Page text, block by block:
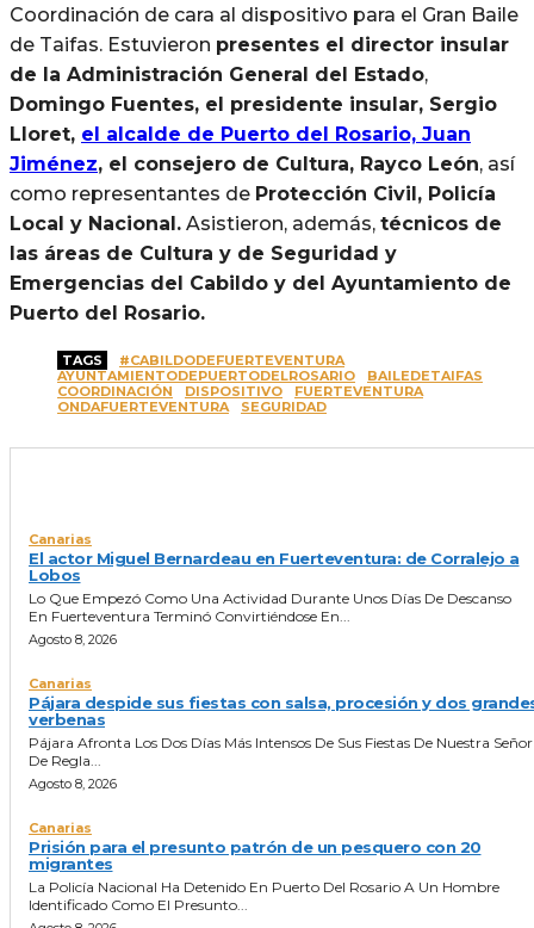
Coordinación de cara al dispositivo para el Gran Baile
de Taifas. Estuvieron presentes el director insular
de la Administración General del Estado,
Domingo Fuentes, el presidente insular, Sergio
Lloret, el alcalde de Puerto del Rosario, Juan
Jiménez, el consejero de Cultura, Rayco León, así
como representantes de Protección Civil, Policía
Local y Nacional. Asistieron, además, técnicos de
las áreas de Cultura y de Seguridad y
Emergencias del Cabildo y del Ayuntamiento de
Puerto del Rosario.
TAGS
#CABILDODEFUERTEVENTURA
AYUNTAMIENTODEPUERTODELROSARIO
BAILEDETAIFAS
COORDINACIÓN
DISPOSITIVO
FUERTEVENTURA
ONDAFUERTEVENTURA
SEGURIDAD
Canarias
El actor Miguel Bernardeau en Fuerteventura: de Corralejo a
Lobos
Lo Que Empezó Como Una Actividad Durante Unos Días De Descanso
En Fuerteventura Terminó Convirtiéndose En...
Agosto 8, 2026
Canarias
Pájara despide sus fiestas con salsa, procesión y dos
verbenas
Pájara Afronta Los Dos Días Más Intensos De Sus Fiestas De Nuestra
De Regla...
Agosto 8, 2026
Canarias
Prisión para el presunto patrón de un pesquero con 20
migrantes
La Policía Nacional Ha Detenido En Puerto Del Rosario A Un Hombre
Identificado Como El Presunto...